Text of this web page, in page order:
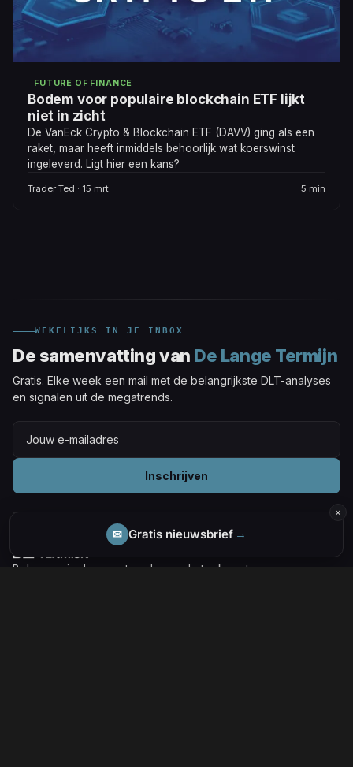
FUTURE OF FINANCE
Bodem voor populaire blockchain ETF lijkt
niet in zicht
De VanEck Crypto & Blockchain ETF (DAVV) ging als een
raket, maar heeft inmiddels behoorlijk wat koerswinst
ingeleverd. Ligt hier een kans?
Trader Ted · 15 mrt. 5 min
WEKELIJKS IN JE INBOX
De samenvatting van De Lange Termijn
Gratis. Elke week een mail met de belangrijkste DLT-analyses
en signalen uit de megatrends.
Inschrijven
Beleggen in de megatrends van de toekomst.
×
✉ Gratis nieuwsbrief →